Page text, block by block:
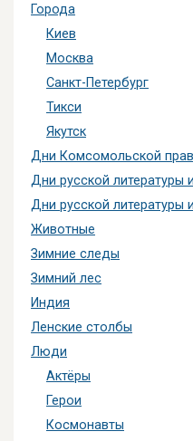
Города
Киев
Москва
Санкт-Петербург
Тикси
Якутск
Дни Комсомольской
Дни русской литературы
Дни русской литературы
Животные
Зимние следы
Зимний лес
Индия
Ленские столбы
Люди
Актёры
Герои
Космонавты